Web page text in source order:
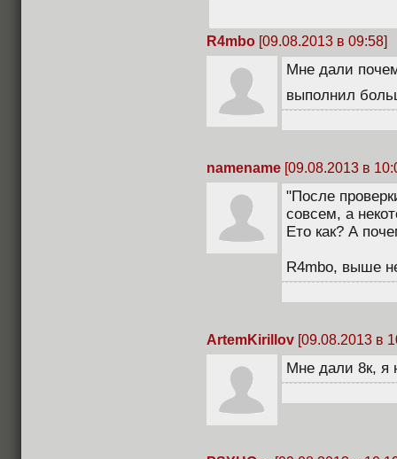
R4mbo [09.08.2013 в 09:58]
Мне дали
выполнил
namename [09.08.2013 в
"После
совсем, а
Ето как? А
R4mbo, выше
ArtemKirillov [09.08.2013 в
Мне дали 8к, я